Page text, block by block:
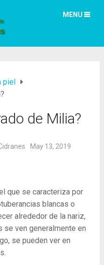
MENU
piel
de Milia?
May 13, 2019
que se caracteriza por
blancas o
alrededor de la nariz,
se ven generalmente en
se pueden ver en